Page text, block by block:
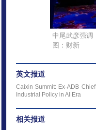
中尾武彦强调
图：财新
英文报道
Caixin Summit: Ex-ADB
Industrial Policy in AI Era
相关报道